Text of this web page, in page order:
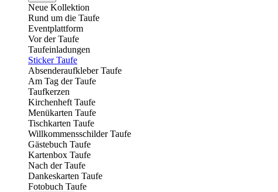
Neue Kollektion
Rund um die Taufe
Eventplattform
Vor der Taufe
Taufeinladungen
Sticker Taufe
Absenderaufkleber Taufe
Am Tag der Taufe
Taufkerzen
Kirchenheft Taufe
Menükarten Taufe
Tischkarten Taufe
Willkommensschilder Taufe
Gästebuch Taufe
Kartenbox Taufe
Nach der Taufe
Dankeskarten Taufe
Fotobuch Taufe